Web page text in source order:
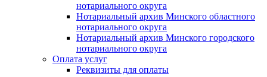
нотариального округа
Нотариальный архив Минского областного
нотариального округа
Нотариальный архив Минского городского
нотариального округа
Оплата услуг
Реквизиты для оплаты